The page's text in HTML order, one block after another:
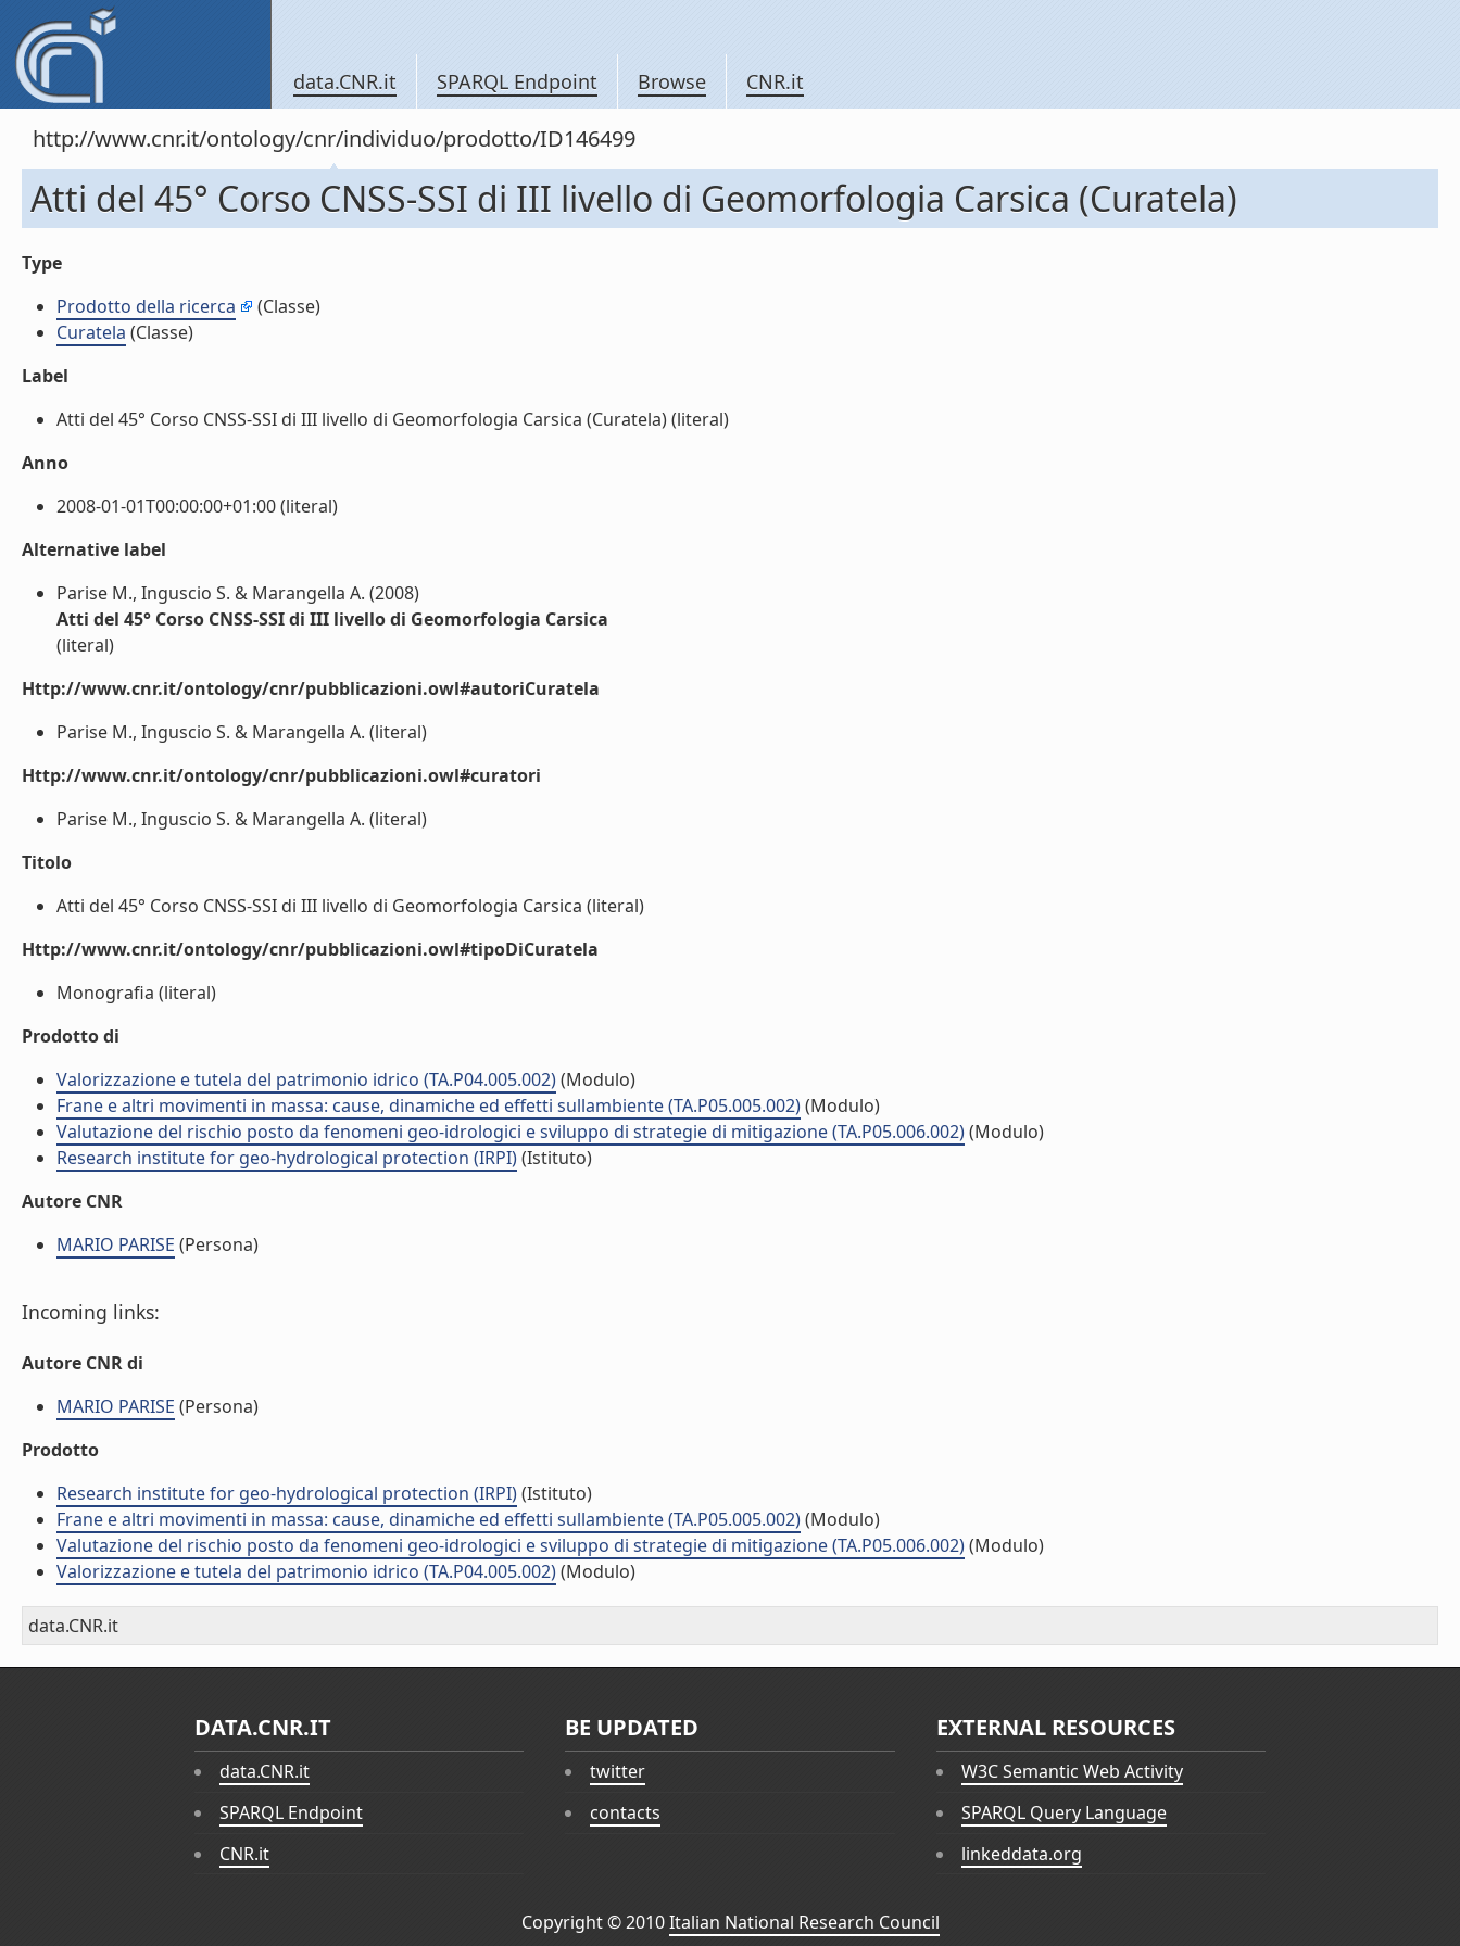
data.CNR.it SPARQL Endpoint Browse CNR.it
http://www.cnr.it/ontology/cnr/individuo/prodotto/ID146499
Atti del 45° Corso CNSS-SSI di III livello di Geomorfologia Carsica (Curatela)
Type
Prodotto della ricerca
(Classe)
Curatela (Classe)
Label
Atti del 45° Corso CNSS-SSI di III livello di Geomorfologia Carsica (Curatela) (literal)
Anno
2008-01-01T00:00:00+01:00 (literal)
Alternative label
Parise M., Inguscio S. & Marangella A. (2008)
Atti del 45° Corso CNSS-SSI di III livello di Geomorfologia Carsica
(literal)
Http://www.cnr.it/ontology/cnr/pubblicazioni.owl#autoriCuratela
Parise M., Inguscio S. & Marangella A. (literal)
Http://www.cnr.it/ontology/cnr/pubblicazioni.owl#curatori
Parise M., Inguscio S. & Marangella A. (literal)
Titolo
Atti del 45° Corso CNSS-SSI di III livello di Geomorfologia Carsica (literal)
Http://www.cnr.it/ontology/cnr/pubblicazioni.owl#tipoDiCuratela
Monografia (literal)
Prodotto di
Valorizzazione e tutela del patrimonio idrico (TA.P04.005.002)(Modulo)
Frane e altri movimenti in massa: cause, dinamiche ed effetti sullambiente (TA.P05.005.002)(Modulo)
Valutazione del rischio posto da fenomeni geo-idrologici e sviluppo di strategie di mitigazione (TA.P05.006.002)(Modulo)
Research institute for geo-hydrological protection (IRPI)(Istituto)
Autore CNR
MARIO PARISE (Persona)
Incoming links:
Autore CNR di
MARIO PARISE (Persona)
Prodotto
Research institute for geo-hydrological protection (IRPI)(Istituto)
Frane e altri movimenti in massa: cause, dinamiche ed effetti sullambiente (TA.P05.005.002)(Modulo)
Valutazione del rischio posto da fenomeni geo-idrologici e sviluppo di strategie di mitigazione (TA.P05.006.002)(Modulo)
Valorizzazione e tutela del patrimonio idrico (TA.P04.005.002)(Modulo)
data.CNR.it
DATA.CNR.IT
data.CNR.it
SPARQL Endpoint
CNR.it
BE UPDATED
twitter
contacts
EXTERNAL RESOURCES
W3C Semantic Web Activity
SPARQL Query Language
linkeddata.org
Copyright © 2010Italian National Research Council